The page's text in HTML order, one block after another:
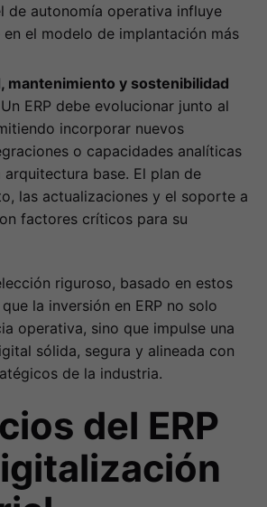
de autonomía operativa influye
el modelo de implantación más
mantenimiento y sostenibilidad
Un ERP debe evolucionar junto al
incorporar nuevos
o capacidades analíticas
arquitectura base. El plan de
las actualizaciones y el soporte a
factores críticos para su
riguroso, basado en estos
la inversión en ERP no solo
operativa, sino que impulse una
sólida, segura y alineada con
de la industria.
del ERP